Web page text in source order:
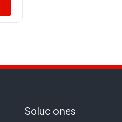
Soluciones